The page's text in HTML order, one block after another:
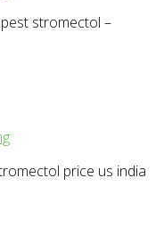
stromectol –
price us india